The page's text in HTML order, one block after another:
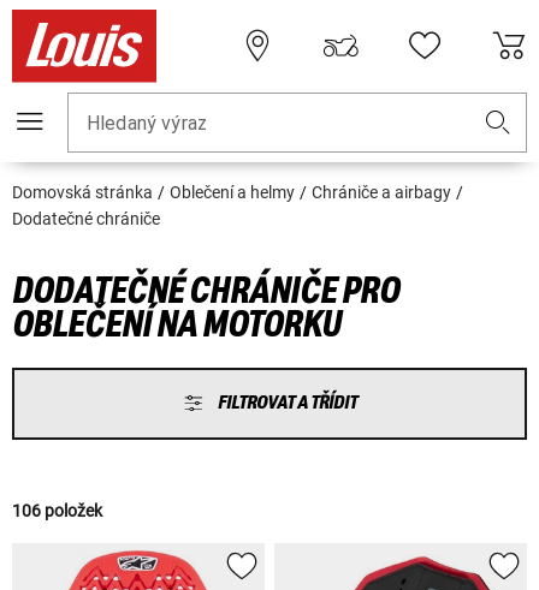
Hledaný výraz
Domovská stránka Oblečení a helmy
Chrániče a airbagy
Dodatečné chrániče
DODATEČNÉ CHRÁNIČE PRO
OBLEČENÍ NA MOTORKU
FILTROVAT A TŘÍDIT
106 položek